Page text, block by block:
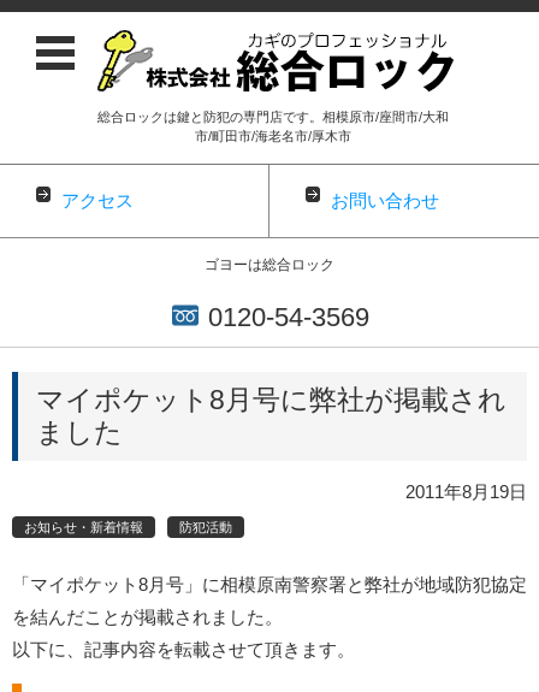
総合ロックは鍵と防犯の専門店です。相模原市/座間市/大和
市/町田市/海老名市/厚木市
アクセス お問い合わせ
ゴヨーは総合ロック
0120-54-3569
コンテンツに移動
マイポケット8月号に弊社が掲載され
ました
2011年8月19日
お知らせ・新着情報 防犯活動
「マイポケット8月号」に相模原南警察署と弊社が地域防犯協定
を結んだことが掲載されました。
以下に、記事内容を転載させて頂きます。